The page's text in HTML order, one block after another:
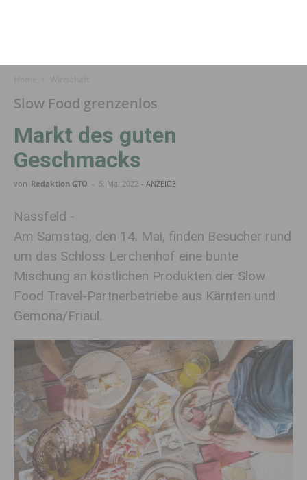
Slow Food grenzenlos
Markt des guten
Geschmacks
von Redaktion GTO - 5. Mai 2022 - ANZEIGE
Nassfeld -
Am Samstag, den 14. Mai, finden Besucher rund
um das Schloss Lerchenhof eine bunte
Mischung an köstlichen Produkten der Slow
Food Travel-Partnerbetriebe aus Kärnten und
Gemona/Friaul.